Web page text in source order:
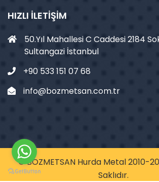
HIZLI İLETIŞIM
50.Yıl Mahallesi C Caddesi 2184
Sultangazi İstanbul
+90 533 151 07 68
info@bozmetsan.com.tr
© BOZMETSAN Hurda Metal 2010-
Saklıdır.